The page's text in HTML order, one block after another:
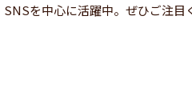
を中心に活躍中。ぜひご注目